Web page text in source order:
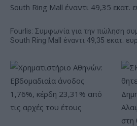
Fourlis: Συμφωνία για την πώληση
South Ring Mall έναντι 49,35 εκατ.